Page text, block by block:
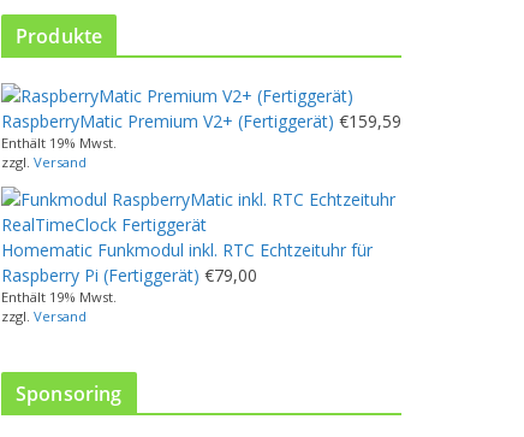
s
e
s
P
r
o
d
u
k
t
w
t
Produkte
RaspberryMatic Premium V2+ (Fertiggerät) €159,59
Enthält 19% Mwst.
zzgl. Versand
Homematic Funkmodul inkl. RTC Echtzeituhr für
Raspberry Pi (Fertiggerät) €79,00
Enthält 19% Mwst.
zzgl. Versand
Sponsoring